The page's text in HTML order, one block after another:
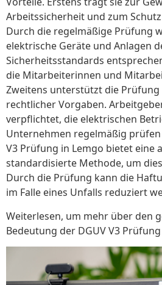
Arbeitssicherheit und zum
Durch die regelmäßige Prüfung
elektrische Geräte und Anlagen
Sicherheitsstandards
die Mitarbeiterinnen und
Zweitens unterstützt die Prüfung
rechtlicher Vorgaben.
verpflichtet, die elektrischen
Unternehmen regelmäßig prüfen
V3 Prüfung in Lemgo bietet eine
standardisierte Methode, um
Durch die Prüfung kann die
im Falle eines Unfalls reduziert
Weiterlesen, um mehr über den
Bedeutung der DGUV V3